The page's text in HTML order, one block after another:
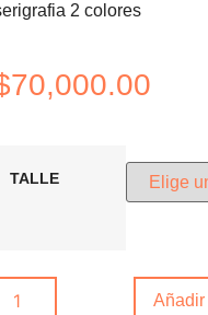
2 colores
70,000.00
TALLE
Añadir